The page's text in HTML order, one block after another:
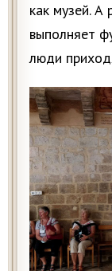
как музей.
выполняет
люди